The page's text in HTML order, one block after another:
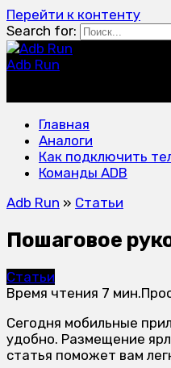
Перейти к контенту
Search for:
Adb Run
Главная
Аналоги
Как подключить
Команды ADB
Adb Run » Статьи
Пошаговое
Статьи
Время чтения 7 мин.
Сегодня мобильные
удобно. Размещение
статья поможет вам